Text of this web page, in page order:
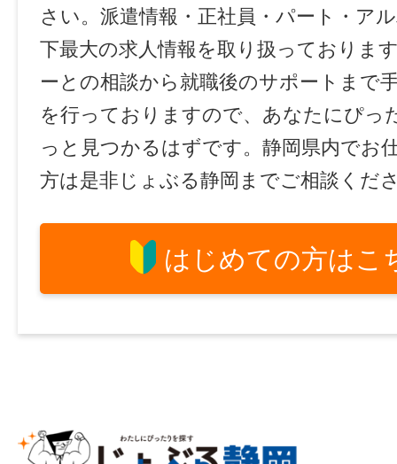
さい。派遣情報・正社員・パート・ア
下最大の求人情報を取り扱っておりま
ーとの相談から就職後のサポートまで
を行っておりますので、あなたにぴっ
っと見つかるはずです。静岡県内でお
方は是非じょぶる静岡までご相談くだ
はじめての方はこ